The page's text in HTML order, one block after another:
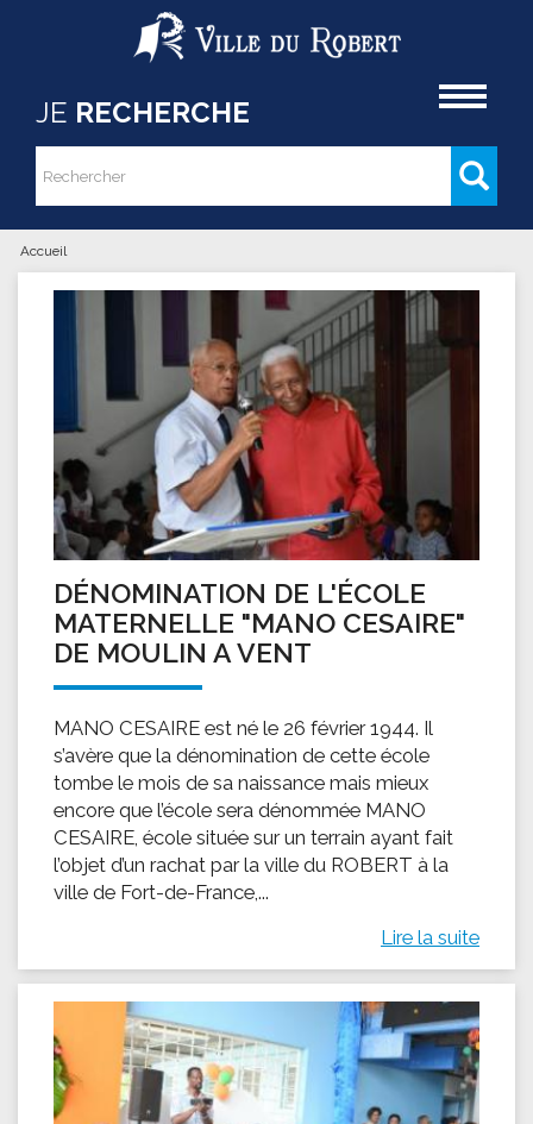
Aller au contenu principal
JE RECHERCHE
Formulaire de recherche
Rechercher
Vous êtes ici
Accueil
DÉNOMINATION DE L'ÉCOLE
MATERNELLE "MANO CESAIRE"
DE MOULIN A VENT
MANO CESAIRE est né le 26 février 1944. Il
s’avère que la dénomination de cette école
tombe le mois de sa naissance mais mieux
encore que l’école sera dénommée MANO
CESAIRE, école située sur un terrain ayant fait
l’objet d’un rachat par la ville du ROBERT à la
ville de Fort-de-France,...
Lire la suite